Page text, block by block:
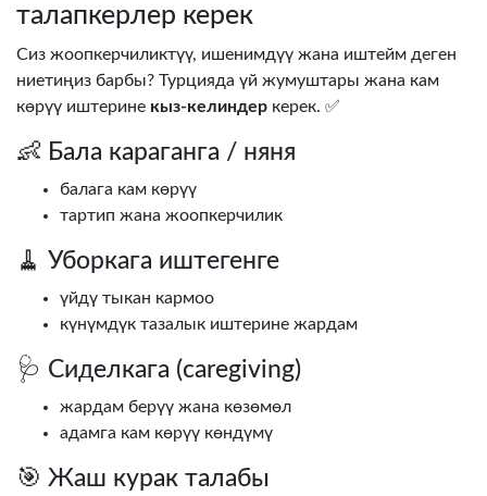
талапкерлер керек
Сиз жоопкерчиликтүү, ишенимдүү жана иштейм деген
ниетиңиз барбы? Турцияда үй жумуштары жана кам
көрүү иштерине кыз-келиндер керек. ✅
👶 Бала караганга / няня
балага кам көрүү
тартип жана жоопкерчилик
🧹 Уборкага иштегенге
үйдү тыкан кармоо
күнүмдүк тазалык иштерине жардам
🩺 Сиделкага (caregiving)
жардам берүү жана көзөмөл
адамга кам көрүү көндүмү
🎯 Жаш курак талабы